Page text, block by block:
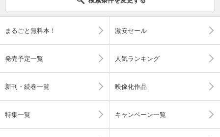
まるごと無料本！ 激安セール
発売予定一覧 人気ランキング
新刊・続巻一覧 映像化作品
特集一覧 キャンペーン一覧